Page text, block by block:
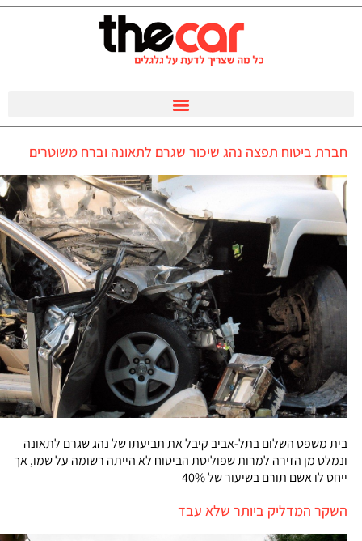
חברת ביטוח תפצה נהג שיכור שגרם לתאונה וברח משוטרים
בית משפט השלום בתל-אביב קיבל את תביעתו של נהג שגרם לתאונה
ונמלט מן הזירה למרות שפוליסת הביטוח לא הייתה רשומה על שמו, אך
ייחס לו אשם תורם בשיעור של 40%
השקר המדליק ביותר שלא עבד